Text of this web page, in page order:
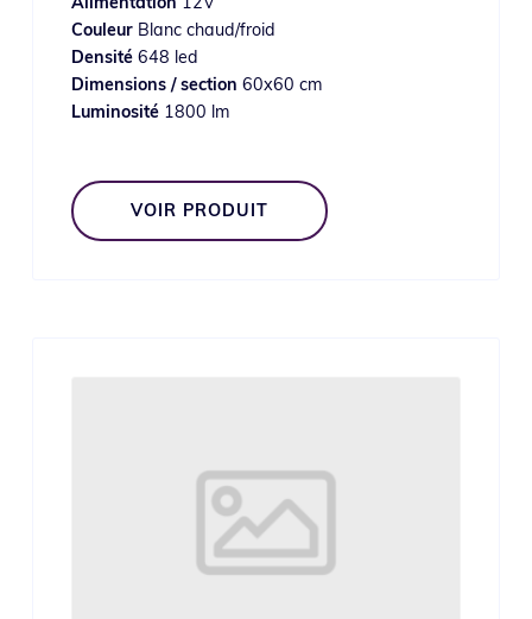
CouleurBlanc chaud/froid
Densité648 led
Dimensions / section 60x60 cm
Luminosité1800 lm
VOIR PRODUIT